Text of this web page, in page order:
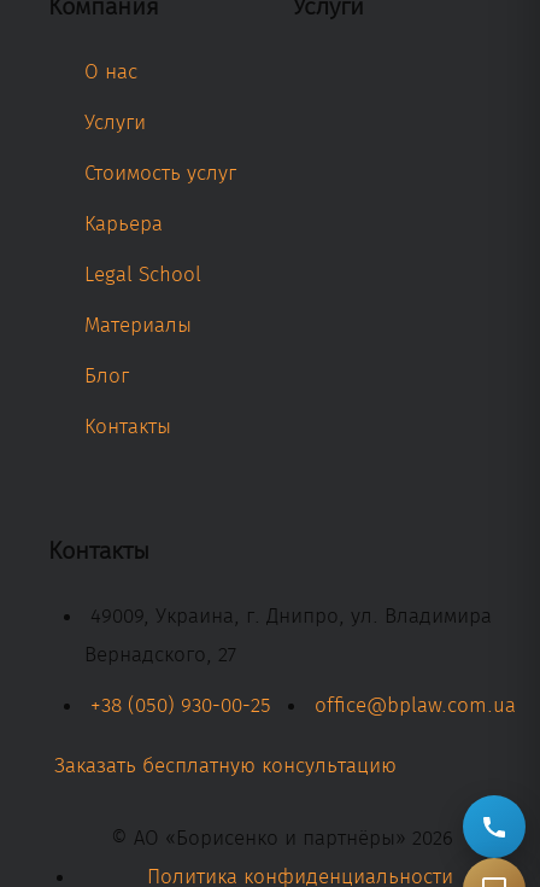
Компания
О нас
Услуги
Стоимость услуг
Карьера
Legal School
Материалы
Блог
Контакты
Услуги
Контакты
49009, Украина, г. Днипро, ул. Владимира
Вернадского, 27
+38 (050) 930-00-25
office@bplaw.com.ua
Заказать бесплатную консультацию
© АО «Борисенко и партнёры» 2026
Политика конфиденциальности